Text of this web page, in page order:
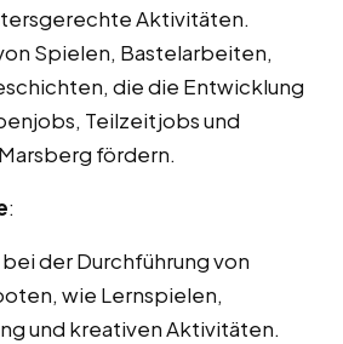
Aktivitäten.
Spielen, Bastelarbeiten,
die die Entwicklung
Teilzeitjobs und
fördern.
:
der Durchführung von
wie Lernspielen,
und kreativen Aktivitäten.